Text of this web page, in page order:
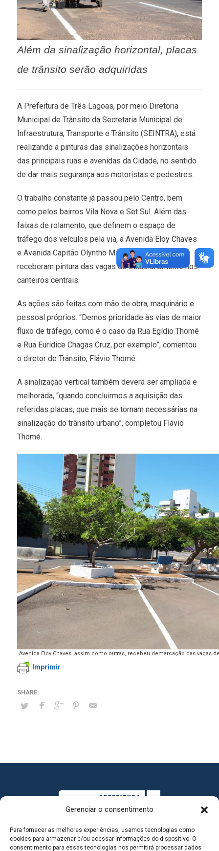
Gerenciar o consentimento
Para fornecer as melhores experiências, usamos tecnologias como
cookies para armazenar e/ou acessar informações do dispositivo. O
consentimento para essas tecnologias nos permitirá processar dados
Além da sinalização horizontal, placas
de trânsito serão adquiridas
A Prefeitura de Três Lagoas, por meio Diretoria
Municipal de Trânsito da Secretaria Municipal de
Infraestrutura, Transporte e Trânsito (SEINTRA), está
realizando a pinturas das sinalizações horizontais
das principais ruas e avenidas da Cidade, no sentido
de dar mais segurança aos motoristas e pedestres.
O trabalho constante já passou pelo Centro, bem
como pelos bairros Vila Nova e Set Sul. Além das
faixas de rolamento, que definem o espaço de
tráfego dos veículos pela via, a Avenida Eloy Chaves
e Avenida Capitão Olyntho Mancini também
receberam pintura das vagas de estacionamento nos
canteiros centrais.
As ações são feitas com mão de obra, maquinário e
pessoal próprios. “Demos prioridade às vias de maior
fluxo de tráfego, como é o caso da Rua Egídio Thomé
e Rua Eurídice Chagas Cruz, por exemplo”, comentou
o diretor de Trânsito, Flávio Thomé.
A sinalização vertical também deverá ser ampliada e
melhorada, “quando concluirmos a aquisição das
referidas placas, que mais se tornam necessárias na
sinalização do trânsito urbano”, completou Flávio
Thomé.
Avenida Eloy Chaves, assim como outras, recebeu demarcação das vagas
Imprimir